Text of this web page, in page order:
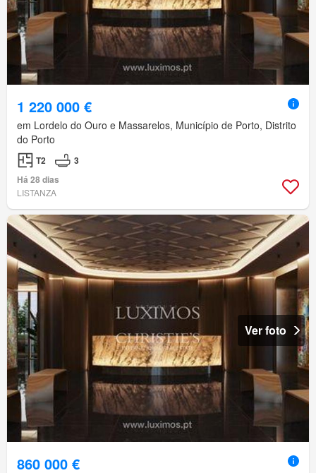
1 220 000 €
em Lordelo do Ouro e Massarelos, Município de Porto, Distrito
do Porto
T2
3
Há 28 dias
LISTANZA
Ver foto
860 000 €